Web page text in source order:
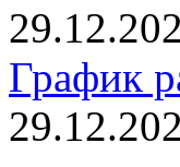
График